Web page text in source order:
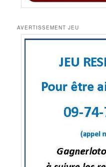
AVERTISSEMENT JEU